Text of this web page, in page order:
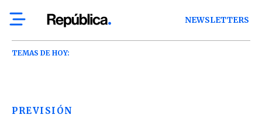
NEWSLETTERS
TEMAS DE HOY:
PREVISIÓN